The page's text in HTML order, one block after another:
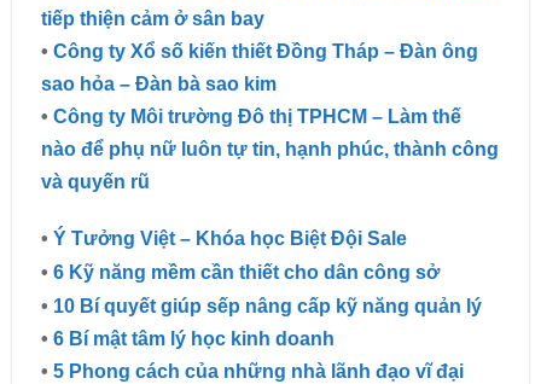
tiếp thiện cảm ở sân bay
• Công ty Xổ số kiến thiết Đồng Tháp – Đàn ông
sao hỏa – Đàn bà sao kim
• Công ty Môi trường Đô thị TPHCM – Làm thế
nào để phụ nữ luôn tự tin, hạnh phúc, thành công
và quyến rũ
• Ý Tưởng Việt – Khóa học Biệt Đội Sale
• 6 Kỹ năng mềm cần thiết cho dân công sở
• 10 Bí quyết giúp sếp nâng cấp kỹ năng quản lý
• 6 Bí mật tâm lý học kinh doanh
• 5 Phong cách của những nhà lãnh đạo vĩ đại